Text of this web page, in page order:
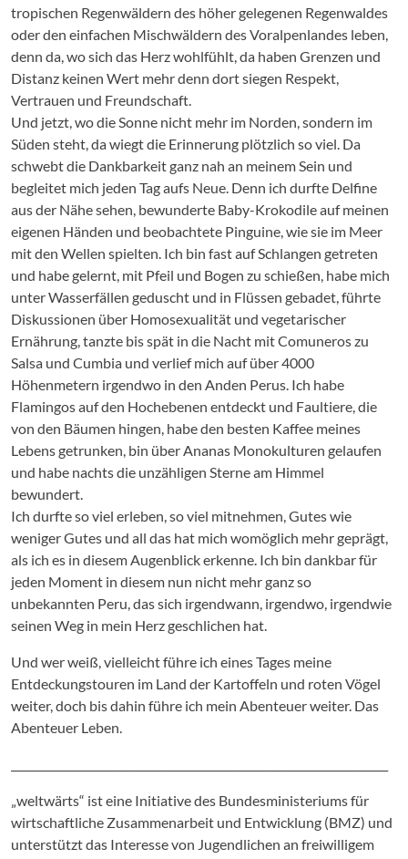
tropischen Regenwäldern des höher gelegenen Regenwaldes
oder den einfachen Mischwäldern des Voralpenlandes leben,
denn da, wo sich das Herz wohlfühlt, da haben Grenzen und
Distanz keinen Wert mehr denn dort siegen Respekt,
Vertrauen und Freundschaft.
Und jetzt, wo die Sonne nicht mehr im Norden, sondern im
Süden steht, da wiegt die Erinnerung plötzlich so viel. Da
schwebt die Dankbarkeit ganz nah an meinem Sein und
begleitet mich jeden Tag aufs Neue. Denn ich durfte Delfine
aus der Nähe sehen, bewunderte Baby-Krokodile auf meinen
eigenen Händen und beobachtete Pinguine, wie sie im Meer
mit den Wellen spielten. Ich bin fast auf Schlangen getreten
und habe gelernt, mit Pfeil und Bogen zu schießen, habe mich
unter Wasserfällen geduscht und in Flüssen gebadet, führte
Diskussionen über Homosexualität und vegetarischer
Ernährung, tanzte bis spät in die Nacht mit Comuneros zu
Salsa und Cumbia und verlief mich auf über 4000
Höhenmetern irgendwo in den Anden Perus. Ich habe
Flamingos auf den Hochebenen entdeckt und Faultiere, die
von den Bäumen hingen, habe den besten Kaffee meines
Lebens getrunken, bin über Ananas Monokulturen gelaufen
und habe nachts die unzähligen Sterne am Himmel
bewundert.
Ich durfte so viel erleben, so viel mitnehmen, Gutes wie
weniger Gutes und all das hat mich womöglich mehr geprägt,
als ich es in diesem Augenblick erkenne. Ich bin dankbar für
jeden Moment in diesem nun nicht mehr ganz so
unbekannten Peru, das sich irgendwann, irgendwo, irgendwie
seinen Weg in mein Herz geschlichen hat.
Und wer weiß, vielleicht führe ich eines Tages meine
Entdeckungstouren im Land der Kartoffeln und roten Vögel
weiter, doch bis dahin führe ich mein Abenteuer weiter. Das
Abenteuer Leben.
„weltwärts“ ist eine Initiative des Bundesministeriums für
wirtschaftliche Zusammenarbeit und Entwicklung (BMZ) und
unterstützt das Interesse von Jugendlichen an freiwilligem